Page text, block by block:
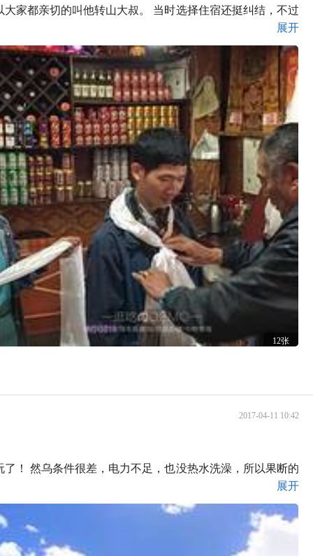
家都亲切的叫他转山大叔。 当时选择住宿还挺纠结，不过
展开
12张
2017-04-11 10:42
！ 然乌条件很差，电力不足，也没热水洗澡，所以果断的
展开